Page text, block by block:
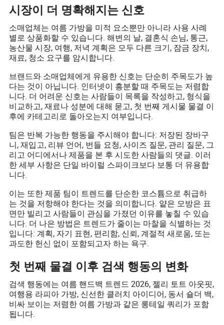
시장이 더 명확해지는 신호
소매업체는 여름 가방을 미적 요소뿐만 아니라 사용 사례
별로 상품화할 수 있습니다. 해변의 날, 결혼식 손님, 통근,
농산물 시장, 여행, 저녁 계획은 모두 다른 크기, 잠금 장치,
재료, 청소 요구를 암시합니다.
브랜드와 소매업체에게 유용한 신호는 단순히 주목도가 높
다는 것이 아닙니다. 인터넷이 흥분할 때 주목도는 저렴합
니다. 더 어려운 신호는 사람들이 목록을 작성하고, 형식을
비교하고, 재료나 성분에 대해 묻고, 첫 번째 게시물 물결 이
후에 카테고리로 돌아오는지 여부입니다.
팀은 반복 가능한 행동을 주시해야 합니다: 저장된 장바구
니, 재입고, 리뷰 언어, 번들 요청, 사이즈 질문, 관리 질문, 그
리고 어디에서나 제품을 본 후 시도한 사람들의 댓글. 이러
한 세부 사항은 단일 바이럴 스파이크보다 보통 더 유용합
니다.
이는 또한 제품 팀이 트렌드를 단순한 코스튬으로 취급하
는 것을 저항해야 한다는 것을 의미합니다. 얕은 모방은 표
면만 빌리고 사람들이 관심을 가졌던 이유를 놓칠 수 있습
니다. 더 나은 방법은 트렌드가 줄이는 마찰을 식별하는 것
입니다: 계획, 자기 표현, 편리함, 신뢰, 계절적 새로움, 또는
과도한 헌신 없이 포함되고자 하는 욕구.
첫 번째 물결 이후 검색 행동의 변화
검색 행동에는 여름 핸드백 트렌드 2026, 젤리 토트 아웃핏,
여행용 라피아 가방, 신선한 클러치 아이디어, 동서 숄더 백,
비싸 보이는 저렴한 여름 가방과 같은 롱테일 쿼리가 포함
됩니다.